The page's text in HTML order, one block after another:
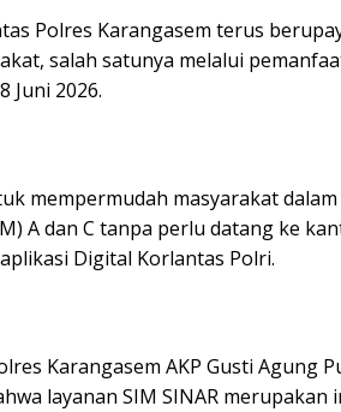
Polres Karangasem terus
salah satunya melalui
Juni 2026.
mempermudah masyarakat
A dan C tanpa perlu datang ke
Digital Korlantas Polri.
Karangasem AKP Gusti Agung
layanan SIM SINAR